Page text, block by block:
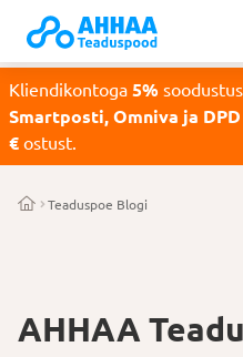
Kliendikontoga 5%
Smartposti, Omniva ja DPD
€ ostust.
Teaduspoe Blogi
AHHAA